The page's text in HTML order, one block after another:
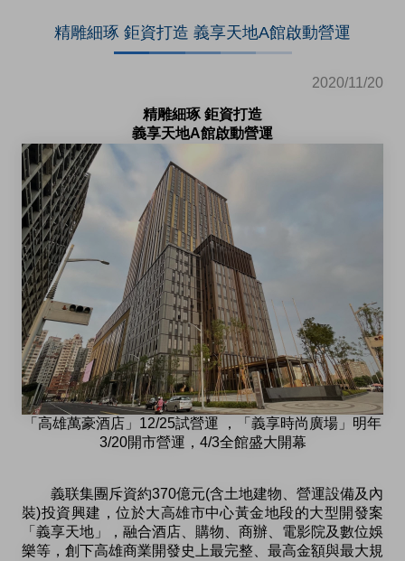
精雕細琢 鉅資打造 義享天地A館啟動營運
2020/11/20
精雕細琢 鉅資打造
義享天地A館啟動營運
「高雄萬豪酒店」12/25試營運 ，「義享時尚廣場」明年
3/20開市營運，4/3全館盛大開幕
義联集團斥資約370億元(含土地建物、營運設備及內
裝)投資興建，位於大高雄市中心黃金地段的大型開發案
「義享天地」，融合酒店、購物、商辦、電影院及數位娛
樂等，創下高雄商業開發史上最完整、最高金額與最大規